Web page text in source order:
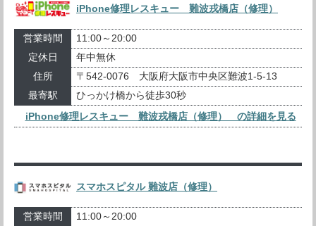
iPhone修理レスキュー 難波戎橋店（修理）
営業時間
11:00～20:00
定休日
年中無休
住所
〒542-0076 大阪府大阪市中央区難波1-5-13
最寄駅
ひっかけ橋から徒歩30秒
iPhone修理レスキュー 難波戎橋店（修理） の詳細を見る
スマホスピタル 難波店（修理）
営業時間
11:00～20:00